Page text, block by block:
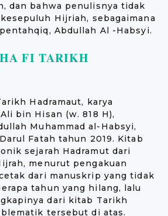
dan bahwa penulisnya tidak
Hijriah, sebagaimana
Abdullah Al -Habsyi.
FI TARIKH
Hadramaut, karya
bin Hisan (w. 818 H),
Muhammad al-Habsyi,
Fatah tahun 2019. Kitab
sejarah Hadramut dari
menurut pengakuan
dari manuskrip yang tidak
tahun yang hilang, lalu
dari kitab Tarikh
tersebut di atas.